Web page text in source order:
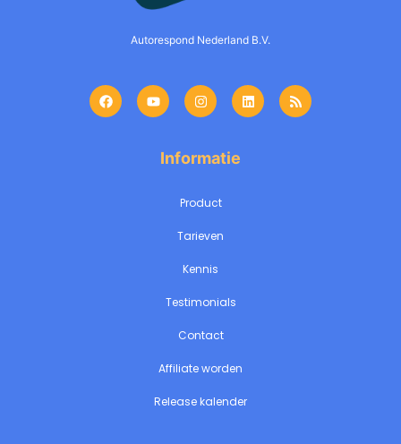
Autorespond Nederland B.V.
Informatie
Product
Tarieven
Kennis
Testimonials
Contact
Affiliate worden
Release kalender